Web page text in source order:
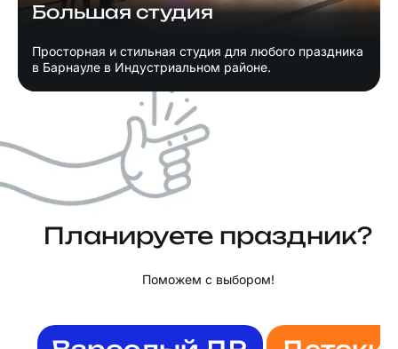
Большая студия
Просторная и стильная студия для любого праздника
в Барнауле в Индустриальном районе.
Планируете праздник?
Поможем с выбором!